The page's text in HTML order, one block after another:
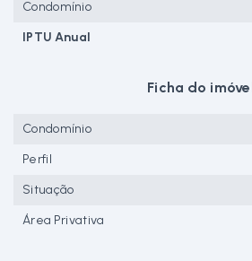
Condomínio
IPTU Anual
Ficha do
Condomínio
Perfil
Situação
Área Privativa